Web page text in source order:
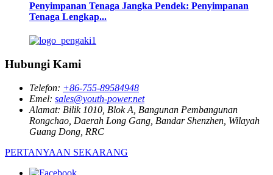
Penyimpanan Tenaga Jangka Pendek: Penyimpanan
Tenaga Lengkap...
Hubungi Kami
Telefon: +86-755-89584948
Emel: sales@youth-power.net
Alamat: Bilik 1010, Blok A, Bangunan Pembangunan
Rongchao, Daerah Long Gang, Bandar Shenzhen, Wilayah
Guang Dong, RRC
PERTANYAAN SEKARANG